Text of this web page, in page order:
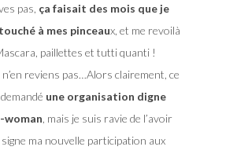
pas, ça faisait des mois que je
à mes pinceaux, et me revoilà
paillettes et tutti quanti !
n’en reviens pas…Alors clairement, ce
une organisation digne
woman , mais je suis ravie de l’avoir
signe ma nouvelle participation aux